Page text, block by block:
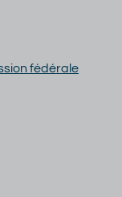
fédérale